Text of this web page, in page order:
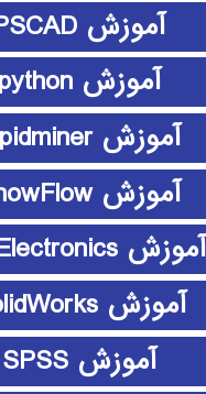
آموزش PSCAD
آموزش python
آموزش rapidminer
آموزش ShowFlow
آموزش SimElectronics
آموزش SolidWorks
آموزش SPSS